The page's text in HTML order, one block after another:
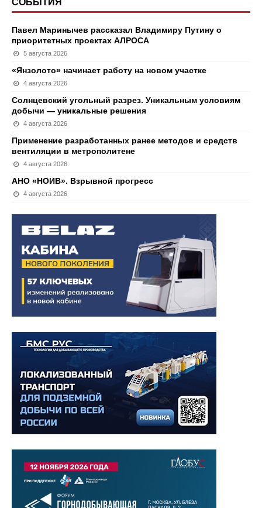
СОБЫТИЯ
Павел Маринычев рассказал Владимиру Путину о
приоритетных проектах АЛРОСА
5 августа 2026
«Янзолото» начинает работу на новом участке
4 августа 2026
Солнцевский угольный разрез. Уникальным условиям
добычи — уникальные решения
4 августа 2026
Применение разработанных ранее методов и средств
вентиляции в метрополитене
4 августа 2026
АНО «НОИВ». Взрывной прогресс
4 августа 2026